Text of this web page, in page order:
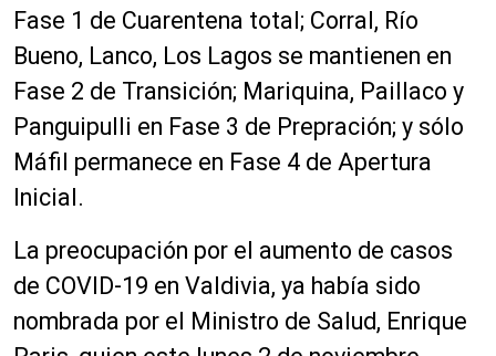
Fase 1 de Cuarentena total; Corral, Río
Bueno, Lanco, Los Lagos se mantienen en
Fase 2 de Transición; Mariquina, Paillaco y
Panguipulli en Fase 3 de Prepración; y sólo
Máfil permanece en Fase 4 de Apertura
Inicial.
La preocupación por el aumento de casos
de COVID-19 en Valdivia, ya había sido
nombrada por el Ministro de Salud, Enrique